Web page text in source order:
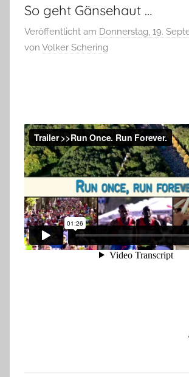
So geht Gänsehaut …
Veröffentlicht am Donnerstag, 19.
von Volker Schering